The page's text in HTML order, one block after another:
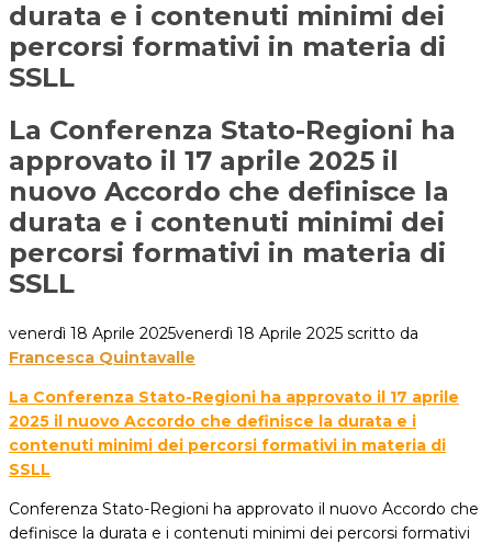
durata e i contenuti minimi dei
percorsi formativi in materia di
SSLL
La Conferenza Stato-Regioni ha
approvato il 17 aprile 2025 il
nuovo Accordo che definisce la
durata e i contenuti minimi dei
percorsi formativi in materia di
SSLL
venerdì 18 Aprile 2025venerdì 18 Aprile 2025 scritto da
Francesca Quintavalle
La Conferenza Stato-Regioni ha approvato il 17 aprile
2025 il nuovo Accordo che definisce la durata e i
contenuti minimi dei percorsi formativi in materia di
SSLL
Conferenza Stato-Regioni ha approvato il nuovo Accordo che
definisce la durata e i contenuti minimi dei percorsi formativi